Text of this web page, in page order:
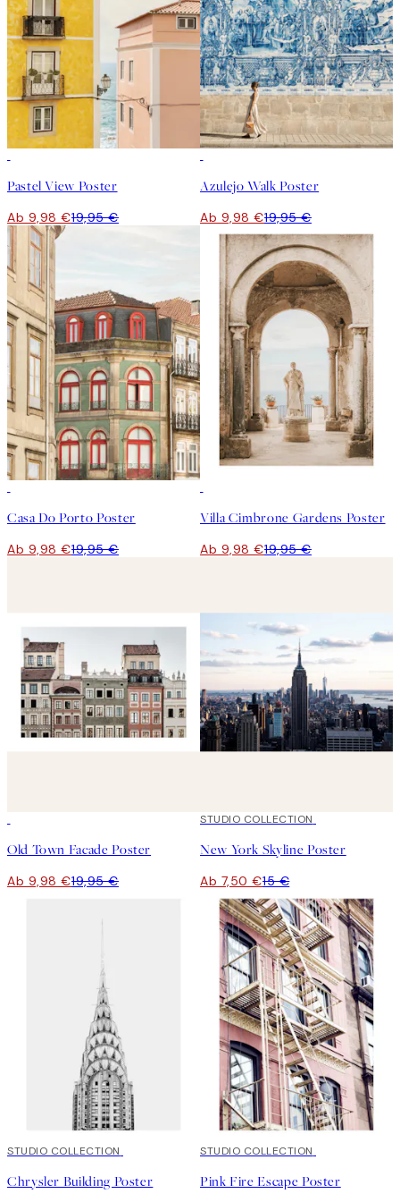
Pastel View Poster
Ab 9,98 €19,95 €
Azulejo Walk Poster
Ab 9,98 €19,95 €
Casa Do Porto Poster
Ab 9,98 €19,95 €
Villa Cimbrone Gardens Poster
Ab 9,98 €19,95 €
Old Town Facade Poster
Ab 9,98 €19,95 €
50%*
STUDIO COLLECTION
New York Skyline Poster
Ab 7,50 €15 €
50%*
STUDIO COLLECTION
Chrysler Building Poster
50%*
STUDIO COLLECTION
Pink Fire Escape Poster